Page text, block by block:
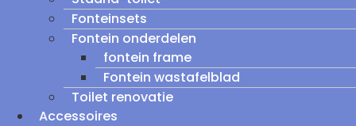
Fonteinsets
Fontein onderdelen
fontein frame
Fontein wastafelblad
Toilet renovatie
Accessoires